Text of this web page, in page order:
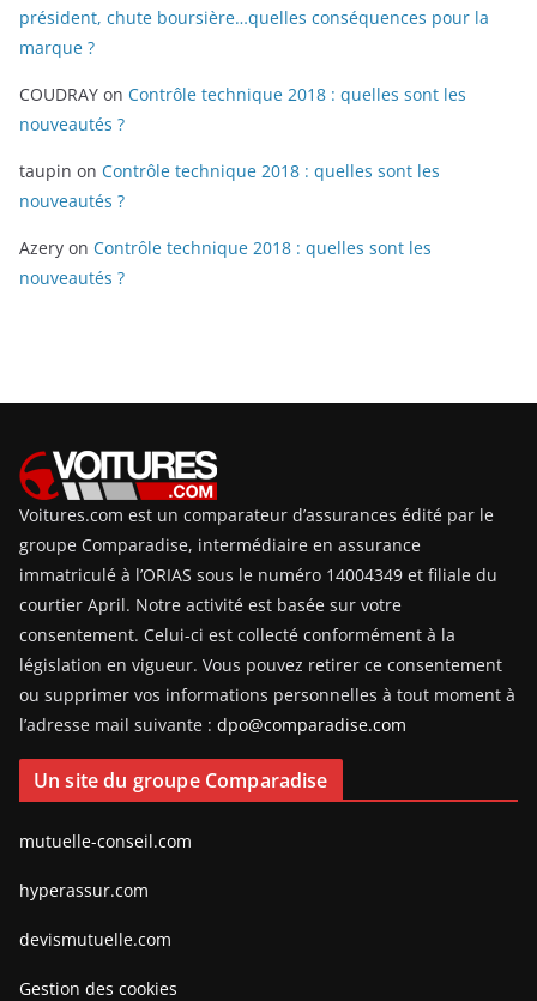
président, chute boursière…quelles conséquences pour la
marque ?
COUDRAY on Contrôle technique 2018 : quelles sont les
nouveautés ?
taupin on Contrôle technique 2018 : quelles sont les
nouveautés ?
Azery on Contrôle technique 2018 : quelles sont les
nouveautés ?
Voitures.com est un comparateur d’assurances édité par le
groupe Comparadise, intermédiaire en assurance
immatriculé à l’ORIAS sous le numéro 14004349 et filiale du
courtier April. Notre activité est basée sur votre
consentement. Celui-ci est collecté conformément à la
législation en vigueur. Vous pouvez retirer ce consentement
ou supprimer vos informations personnelles à tout moment à
l’adresse mail suivante : dpo@comparadise.com
Un site du groupe Comparadise
mutuelle-conseil.com
hyperassur.com
devismutuelle.com
Gestion des cookies